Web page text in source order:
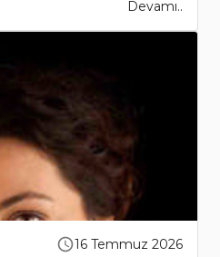
Devamı..
16 Temmuz 2026